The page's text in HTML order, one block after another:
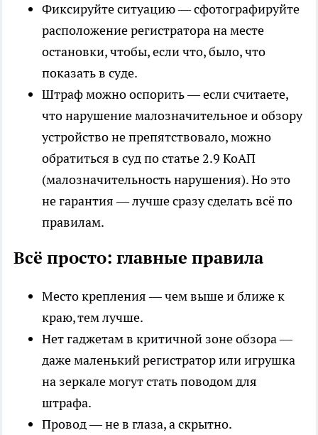
Фиксируйте ситуацию — сфотографируйте
расположение регистратора на месте
остановки, чтобы, если что, было, что
показать в суде.
Штраф можно оспорить — если считаете,
что нарушение малозначительное и обзору
устройство не препятствовало, можно
обратиться в суд по статье 2.9 КоАП
(малозначительность нарушения). Но это
не гарантия — лучше сразу сделать всё по
правилам.
Всё просто: главные правила
Место крепления — чем выше и ближе к
краю, тем лучше.
Нет гаджетам в критичной зоне обзора —
даже маленький регистратор или игрушка
на зеркале могут стать поводом для
штрафа.
Провод — не в глаза, а скрытно.